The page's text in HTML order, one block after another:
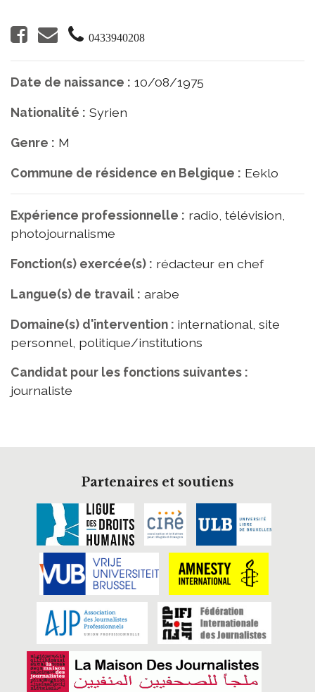
0433940208
Date de naissance : 10/08/1975
Nationalité : Syrien
Genre : M
Commune de résidence en Belgique : Eeklo
Expérience professionnelle : radio, télévision,
photojournalisme
Fonction(s) exercée(s) : rédacteur en chef
Langue(s) de travail : arabe
Domaine(s) d'intervention : international, site
personnel, politique/institutions
Candidat pour les fonctions suivantes :
journaliste
Partenaires et soutiens